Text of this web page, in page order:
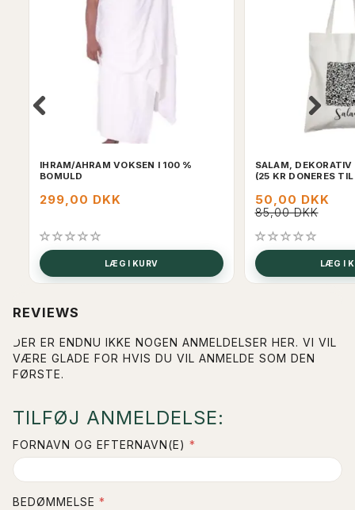
IHRAM/AHRAM VOKSEN I 100 %
BOMULD
299,00 DKK
LÆG I KURV
SALAM,
(25 KR DONERES
50,00 DKK
85,00 DKK
LÆG I
REVIEWS
DER ER ENDNU IKKE NOGEN ANMELDELSER HER. VI VIL
VÆRE GLADE FOR HVIS DU VIL ANMELDE SOM DEN
FØRSTE.
TILFØJ ANMELDELSE:
FORNAVN OG EFTERNAVN(E)
BEDØMMELSE